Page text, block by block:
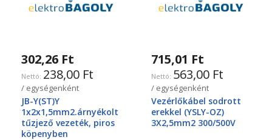
302,26 Ft
238,00 Ft
/ egységenként
JB-Y(ST)Y
1x2x1,5mm2.árnyékolt
tűzjező vezeték, piros
köpenyben
715,01 Ft
563,00 Ft
/ egységenként
Vezérlőkábel sodrott
erekkel (YSLY-OZ)
3X2,5mm2 300/500V